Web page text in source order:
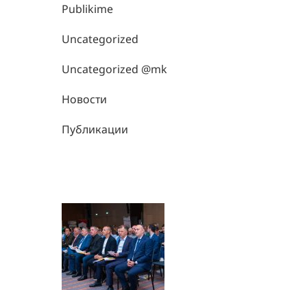
Publikime
Uncategorized
Uncategorized @mk
Новости
Публикации